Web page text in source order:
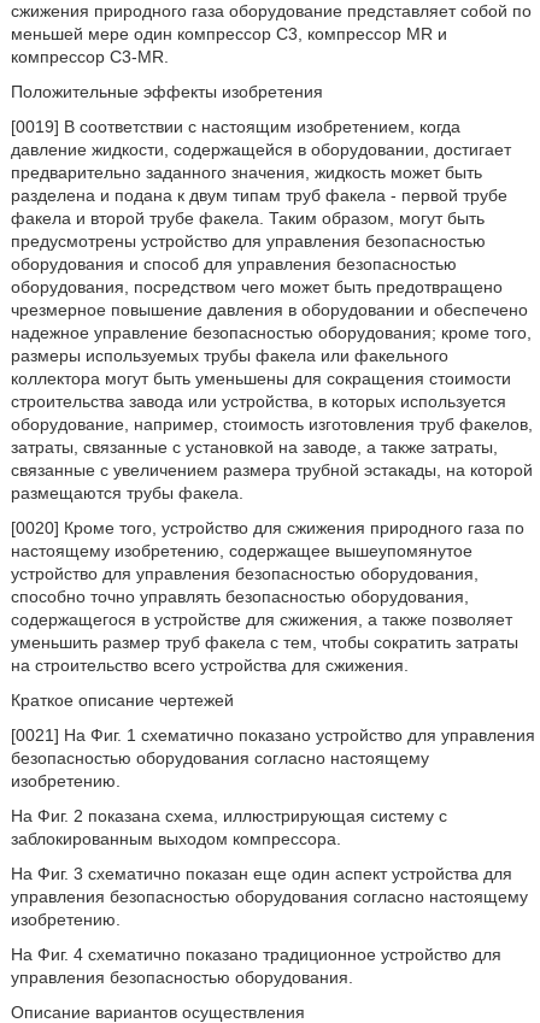
сжижения природного газа оборудование представляет собой по
меньшей мере один компрессор С3, компрессор MR и
компрессор C3-MR.
Положительные эффекты изобретения
[0019] В соответствии с настоящим изобретением, когда
давление жидкости, содержащейся в оборудовании, достигает
предварительно заданного значения, жидкость может быть
разделена и подана к двум типам труб факела - первой трубе
факела и второй трубе факела. Таким образом, могут быть
предусмотрены устройство для управления безопасностью
оборудования и способ для управления безопасностью
оборудования, посредством чего может быть предотвращено
чрезмерное повышение давления в оборудовании и обеспечено
надежное управление безопасностью оборудования; кроме того,
размеры используемых трубы факела или факельного
коллектора могут быть уменьшены для сокращения стоимости
строительства завода или устройства, в которых используется
оборудование, например, стоимость изготовления труб факелов,
затраты, связанные с установкой на заводе, а также затраты,
связанные с увеличением размера трубной эстакады, на которой
размещаются трубы факела.
[0020] Кроме того, устройство для сжижения природного газа по
настоящему изобретению, содержащее вышеупомянутое
устройство для управления безопасностью оборудования,
способно точно управлять безопасностью оборудования,
содержащегося в устройстве для сжижения, а также позволяет
уменьшить размер труб факела с тем, чтобы сократить затраты
на строительство всего устройства для сжижения.
Краткое описание чертежей
[0021] На Фиг. 1 схематично показано устройство для управления
безопасностью оборудования согласно настоящему
изобретению.
На Фиг. 2 показана схема, иллюстрирующая систему с
заблокированным выходом компрессора.
На Фиг. 3 схематично показан еще один аспект устройства для
управления безопасностью оборудования согласно настоящему
изобретению.
На Фиг. 4 схематично показано традиционное устройство для
управления безопасностью оборудования.
Описание вариантов осуществления